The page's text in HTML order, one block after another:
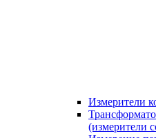
Измерители
(измерители